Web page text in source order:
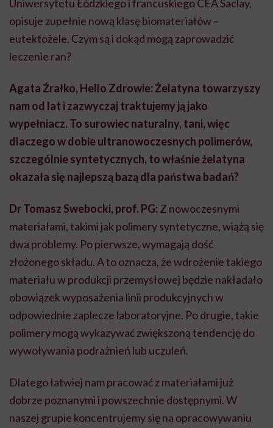
Uniwersytetu Łódzkiego i francuskiego CEA Saclay,
opisuje zupełnie nową klasę biomateriałów –
eutektożele. Czym są i dokąd mogą zaprowadzić
leczenie ran?
Agata Źrałko, Hello Zdrowie: Żelatyna towarzyszy
nam od lat i zazwyczaj traktujemy ją jako
wypełniacz. To surowiec naturalny, tani, więc
dlaczego w dobie ultranowoczesnych polimerów,
szczególnie syntetycznych, to właśnie żelatyna
okazała się najlepszą bazą dla państwa badań?
Dr Tomasz Swebocki, prof. PG: Z nowoczesnymi
materiałami, takimi jak polimery syntetyczne, wiążą się
dwa problemy. Po pierwsze, wymagają dość
złożonego składu. A to oznacza, że wdrożenie takiego
materiału w produkcji przemysłowej będzie nakładało
obowiązek wyposażenia linii produkcyjnych w
odpowiednie zaplecze laboratoryjne. Po drugie, takie
polimery mogą wykazywać zwiększoną tendencję do
wywoływania podrażnień lub uczuleń.
Dlatego łatwiej nam pracować z materiałami już
dobrze poznanymi i powszechnie dostępnymi. W
naszej grupie koncentrujemy się na opracowywaniu